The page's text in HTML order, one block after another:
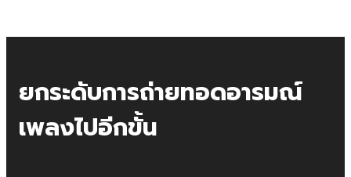
ยกระดับการถ่ายทอดอารมณ์
เพลงไปอีกขั้น